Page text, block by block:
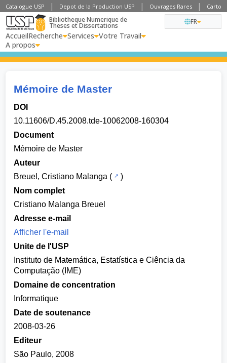
Catalogue USP Depot de la Production USP Ouvrages Rares
Bibliotheque Numerique de
Theses et Dissertations
AccueilRecherche Services Votre Travail
A propos
FR
Mémoire de Master
DOI
10.11606/D.45.2008.tde-10062008-160304
Document
Mémoire de Master
Auteur
Breuel, Cristiano Malanga (
)
Nom complet
Cristiano Malanga Breuel
Adresse e-mail
Afficher l'e-mail
Unite de l'USP
Instituto de Matemática, Estatística e Ciência da
Computação (IME)
Domaine de concentration
Informatique
Date de soutenance
2008-03-26
Editeur
São Paulo, 2008